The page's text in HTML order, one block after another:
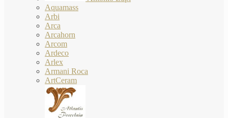
Aquamass
Arbi
Arca
Arcahorn
Arcom
Ardeco
Arlex
Armani Roca
ArtCeram